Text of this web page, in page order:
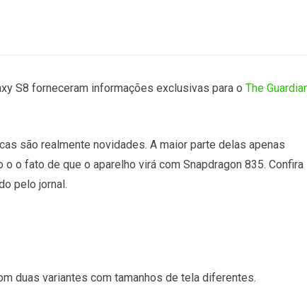
S8 forneceram informações exclusivas para o The
são realmente novidades. A maior parte delas apenas
o fato de que o aparelho virá com Snapdragon 835. Confira
pelo jornal.
duas variantes com tamanhos de tela diferentes.